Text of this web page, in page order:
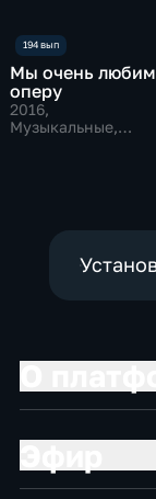
Мы очень любим
оперу
2016,
Музыкальные,